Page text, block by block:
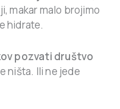
makar malo brojimo
hidrate.
pozvati društvo
ništa. Ili ne jede